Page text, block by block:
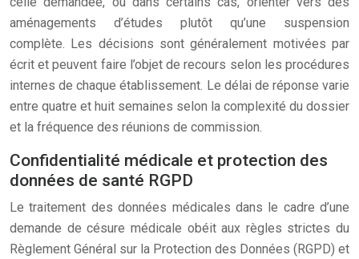
aménagements d’études plutôt qu’une suspension
complète. Les décisions sont généralement motivées par
écrit et peuvent faire l’objet de recours selon les procédures
internes de chaque établissement. Le délai de réponse varie
entre quatre et huit semaines selon la complexité du dossier
et la fréquence des réunions de commission.
Confidentialité médicale et protection des
données de santé RGPD
Le traitement des données médicales dans le cadre d’une
demande de césure médicale obéit aux règles strictes du
Règlement Général sur la Protection des Données (RGPD) et